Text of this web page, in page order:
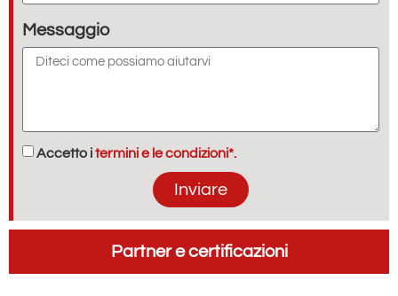
Messaggio
Accetto itermini e le condizioni*.
Inviare
Partner e certificazioni